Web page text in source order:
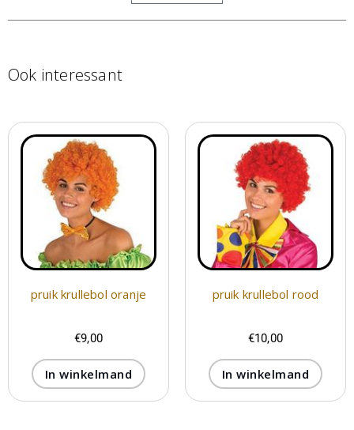
Ook interessant
pruik krullebol oranje
€9,00
In winkelmand
pruik krullebol rood
€10,00
In winkelmand